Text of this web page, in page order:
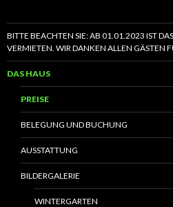
BITTE BEACHTEN SIE: AB 01.01.2023 IST
VERMIETEN. WIR DANKEN ALLEN GÄSTEN
DAS HAUS
PREISE
BELEGUNG UND BUCHUNG
AUSSTATTUNG
BILDERGALERIE
WINTERGARTEN